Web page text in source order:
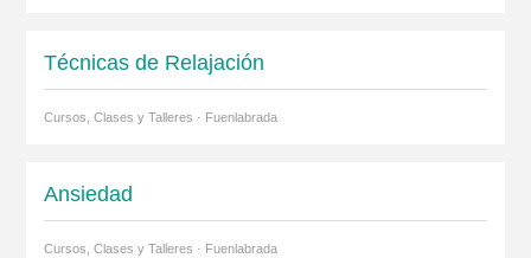
Técnicas de Relajación
Cursos, Clases y Talleres · Fuenlabrada
Ansiedad
Cursos, Clases y Talleres · Fuenlabrada